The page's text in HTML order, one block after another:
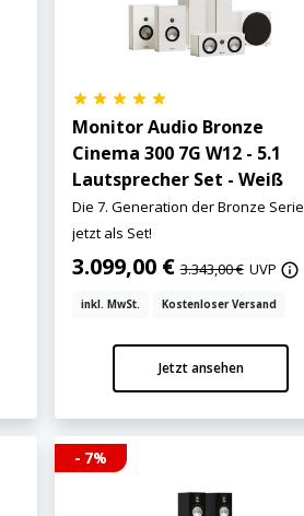
Monitor Audio Bronze
Cinema 300 7G W12 - 5.1
Lautsprecher Set - Weiß
Die 7. Generation der Bronze Serie
jetzt als Set!
3.099,00 €3.343,00 € UVP
inkl. MwSt. Kostenloser Versand
Jetzt ansehen
- 7%